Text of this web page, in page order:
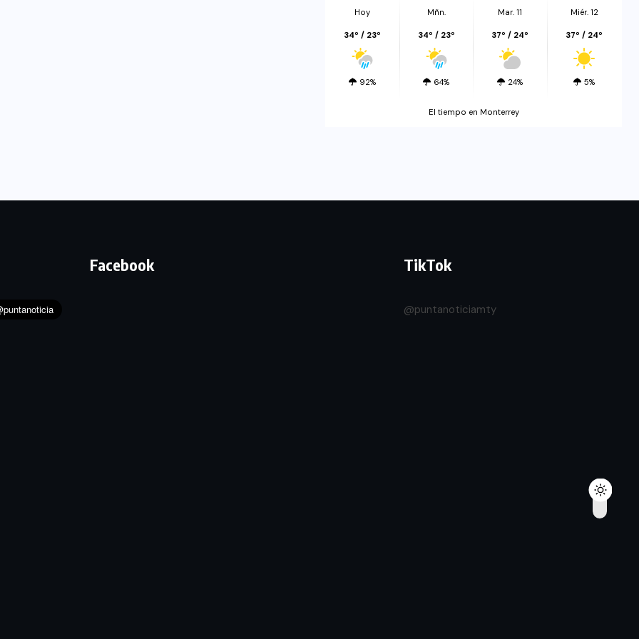
Hoy
34º / 23º
92%
Mñn.
34º / 23º
64%
Mar. 11
37º / 24º
24%
Miér. 12
37º / 24º
5%
El tiempo en Monterrey
Facebook TikTok
@puntanoticiamty